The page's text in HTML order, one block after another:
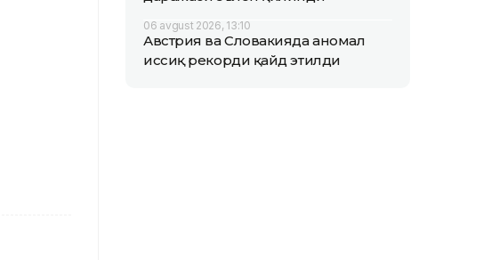
06 avgust 2026, 13:10
Австрия ва Словакияда аномал
иссиқ рекорди қайд этилди